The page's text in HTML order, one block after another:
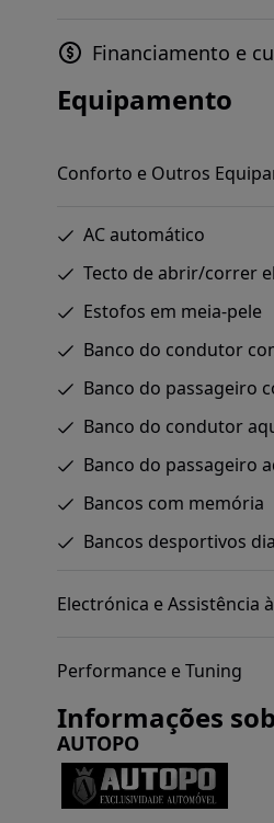
Financiamento e
Equipamento
Conforto e Outros
AC automático
Tecto de abrir/correr
Estofos em meia-pele
Banco do condutor
Banco do passageiro
Banco do condutor
Banco do passageiro
Bancos com memória
Bancos desportivos
Electrónica e Assistência
Performance e Tuning
Informações
AUTOPO